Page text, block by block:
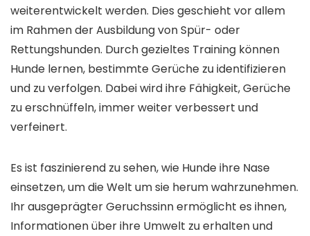
weiterentwickelt werden. Dies geschieht vor allem
im Rahmen der Ausbildung von Spür- oder
Rettungshunden. Durch gezieltes Training können
Hunde lernen, bestimmte Gerüche zu identifizieren
und zu verfolgen. Dabei wird ihre Fähigkeit, Gerüche
zu erschnüffeln, immer weiter verbessert und
verfeinert.
Es ist faszinierend zu sehen, wie Hunde ihre Nase
einsetzen, um die Welt um sie herum wahrzunehmen.
Ihr ausgeprägter Geruchssinn ermöglicht es ihnen,
Informationen über ihre Umwelt zu erhalten und